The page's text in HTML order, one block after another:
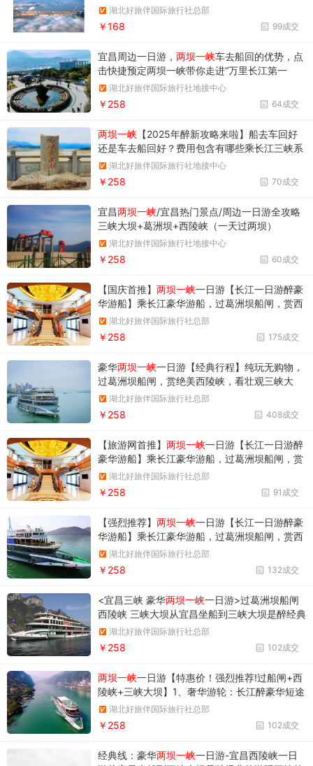
可以为您提供酒店、租车、用餐、导游等延伸服
务，详见费用说明栏目！ 为了广大客户的需要，
现推出两坝一峡豪华游船半日游线路； 仅半天时
湖北好旅伴国际旅行社总部
99成交
￥168
宜昌周边一日游， 两坝一峡车去船回的优势，点
击快捷预定两坝一峡带你走进“万里长江第一
坝”，走进“绝版三峡”西陵峡，感慨超级工程的建
设
湖北好旅伴国际旅行社地接中心
64成交
￥258
两坝一峡 【2025年醉新攻略来啦】船去车回好
还是车去船回好？费用包含有哪些乘长江三峡系
列豪华游船过葛洲坝船闸，体验水涨船高/水降
船落，AAAAA级风景名胜——三峡大坝看超级工
湖北好旅伴国际旅行社地接中心
70成交
￥258
宜昌两坝一峡/宜昌热门景点/周边一日游全攻略
三峡大坝+葛洲坝+西陵峡（一天过两坝）
湖北好旅伴国际旅行社地接中心
60成交
￥258
【国庆首推】 两坝一峡一日游【长江一日游醉豪
华游船】乘长江豪华游船，过葛洲坝船闸，赏西
陵峡风光，览三峡大坝
湖北好旅伴国际旅行社总部
175成交
￥258
豪华两坝一峡一日游【经典行程】纯玩无购物，
过葛洲坝船闸，赏绝美西陵峡，看壮观三峡大
坝！湖北好旅伴国际旅行社总部
408成交
￥258
【旅游网首推】 两坝一峡一日游【长江一日游醉
豪华游船】乘长江豪华游船，过葛洲坝船闸，赏
西陵峡风光，览三峡大坝
湖北好旅伴国际旅行社总部
91成交
￥258
【强烈推荐】 两坝一峡一日游【长江一日游醉豪
华游船】乘长江豪华游船，过葛洲坝船闸，赏西
陵峡风光，览三峡大坝
湖北好旅伴国际旅行社总部
132成交
￥258
<宜昌三峡 豪华两坝一峡一日游>过葛洲坝船闸
西陵峡 三峡大坝从宜昌坐船到三峡大坝是醉经典
的游玩三峡的路线，此线路您可以享受去往三峡
大坝豪华游船的服务，感受美轮美奂的宜昌江
景，体验过葛洲坝船闸的惊险刺激， 欣赏西陵峡
湖北好旅伴国际旅行社总部
102成交
￥258
两坝一峡一日游【特惠价！强烈推荐!过船闸+西
陵峡+三峡大坝】1、奢华游轮：长江醉豪华短途
观光游轮—长江三峡6号—10号，超大休闲观景
空间；2、独特体验：乘游轮经过葛洲坝船闸，
体验水涨船高；3、高中低三个角度观世纪工程
湖北好旅伴国际旅行社总部
102成交
￥258
经典线：豪华两坝一峡一日游-宜昌西陵峡一日